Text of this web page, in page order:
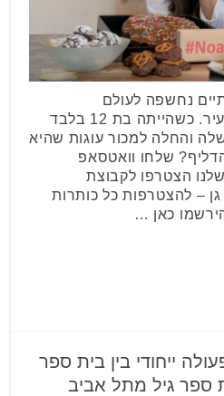
בת 23 מגבעתיים נחשפה לעולם
הקונדטוריה כבר מגיל צעיר. כשהייתה בת 12 בלבד
והחלה למכור עוגות שהיא
שלחו וואטסאפ
הצטרפו לקבוצת
– להצטרפות כל כותרות
כאן …
ייחודי בין בית ספר
ספר גיל מתל אביב